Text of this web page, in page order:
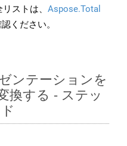
ストは、 Aspose.Total
ください。
ンテーションを
換する - ステッ